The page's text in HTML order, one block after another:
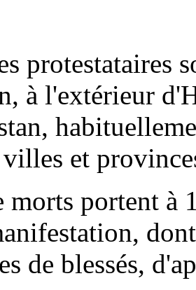
protestataires
à l'extérieur
villes et
morts portent à
de blessés,